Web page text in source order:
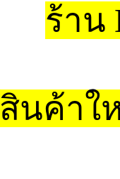
สมาชิก วิธีการ
ประชาสัมพันธ์
ร้าน
สินค้าใ